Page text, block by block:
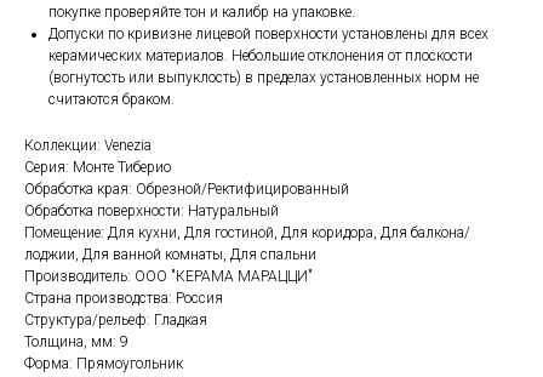
покупке проверяйте тон и калибр на упаковке.
Допуски по кривизне лицевой поверхности установлены для всех
керамических материалов. Небольшие отклонения от плоскости
(вогнутость или выпуклость) в пределах установленных норм не
считаются браком.
Коллекции: Venezia
Серия: Монте Тиберио
Обработка края: Обрезной/Ректифицированный
Обработка поверхности: Натуральный
Помещение: Для кухни, Для гостиной, Для коридора, Для балкона/
лоджии, Для ванной комнаты, Для спальни
Производитель: ООО "КЕРАМА МАРАЦЦИ"
Страна производства: Россия
Структура/рельеф: Гладкая
Толщина, мм: 9
Форма: Прямоугольник